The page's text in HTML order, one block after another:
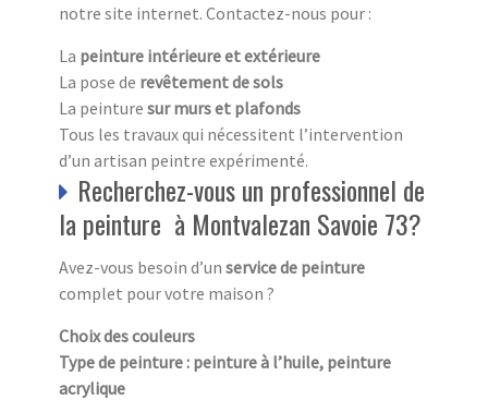
notre site internet. Contactez-nous pour :
La peinture intérieure et extérieure
La pose de revêtement de sols
La peinture sur murs et plafonds
Tous les travaux qui nécessitent l’intervention
d’un artisan peintre expérimenté.
Recherchez-vous un professionnel de
la peinture à Montvalezan Savoie 73?
Avez-vous besoin d’un service de peinture
complet pour votre maison ?
Choix des couleurs
Type de peinture : peinture à l’huile, peinture
acrylique